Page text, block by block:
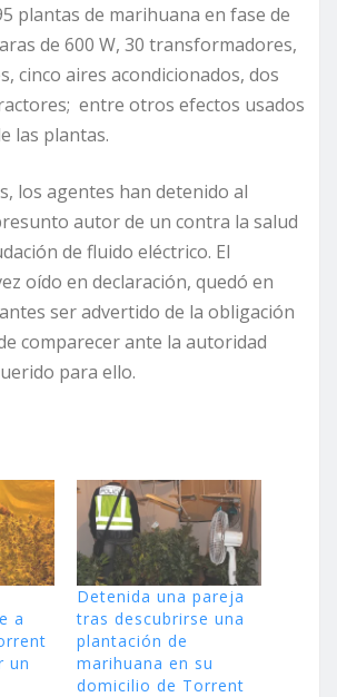
plantas de marihuana en fase de
de 600 W, 30 transformadores,
cinco aires acondicionados, dos
entre otros efectos usados
las plantas.
los agentes han detenido al
autor de un contra la salud
de fluido eléctrico. El
oído en declaración, quedó en
ser advertido de la obligación
comparecer ante la autoridad
para ello.
a
un
Detenida una pareja
tras descubrirse una
plantación de
marihuana en su
domicilio de Torrent